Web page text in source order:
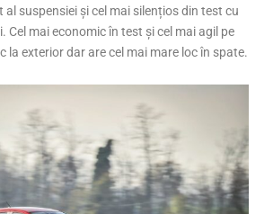
al suspensiei și cel mai silențios din test cu
Cel mai economic în test și cel mai agil pe
la exterior dar are cel mai mare loc în spate.